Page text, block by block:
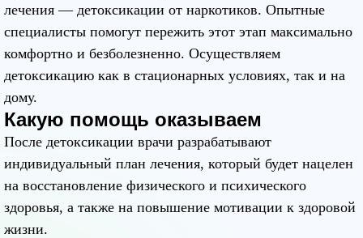
лечения — детоксикации от наркотиков. Опытные
специалисты помогут пережить этот этап максимально
комфортно и безболезненно. Осуществляем
детоксикацию как в стационарных условиях, так и на
дому.
Какую помощь оказываем
После детоксикации врачи разрабатывают
индивидуальный план лечения, который будет нацелен
на восстановление физического и психического
здоровья, а также на повышение мотивации к здоровой
жизни.